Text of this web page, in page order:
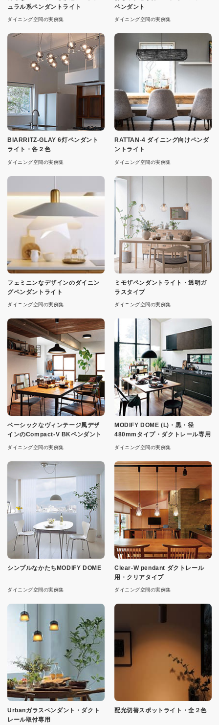
ュラル系ペンダントライト
ダイニング空間の実例集
ペンダント
ダイニング空間の実例集
BIARRITZ-GLAY 6灯ペンダント
ライト・各２色
ダイニング空間の実例集
RATTAN-4 ダイニング向けペンダ
ントライト
ダイニング空間の実例集
フェミニンなデザインのダイニン
グペンダントライト
ダイニング空間の実例集
ミモザペンダントライト・透明ガ
ラスタイプ
ダイニング空間の実例集
ベーシックなヴィンテージ風デザ
インのCompact-V BKペンダント
ダイニング空間の実例集
MODIFY DOME (L)・黒・径
480mmタイプ・ダクトレール専用
ダイニング空間の実例集
シンプルなかたちMODIFY DOME
ダイニング空間の実例集
Clear-W pendant ダクトレール
用・クリアタイプ
ダイニング空間の実例集
Urbanガラスペンダント・ダクト
レール取付専用
配光切替スポットライト・全２色